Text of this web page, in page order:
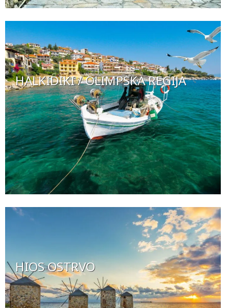
HALKIDIKI / OLIMPSKA REGIJA
HIOS OSTRVO